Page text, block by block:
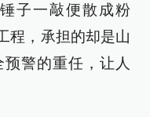
子一敲便散成粉
程，承担的却是山
警的重任，让人